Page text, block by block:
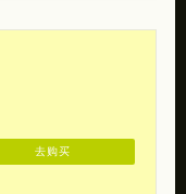
中国风女装设
去购买